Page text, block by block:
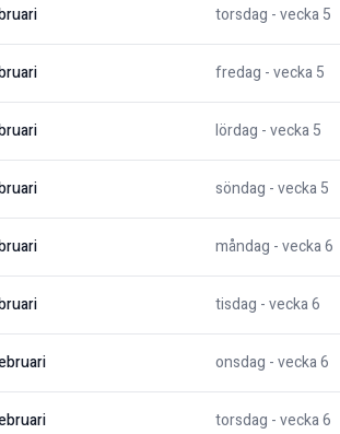
torsdag - vecka5
fredag - vecka5
lördag - vecka5
söndag - vecka5
måndag - vecka6
tisdag - vecka6
onsdag - vecka6
torsdag - vecka6